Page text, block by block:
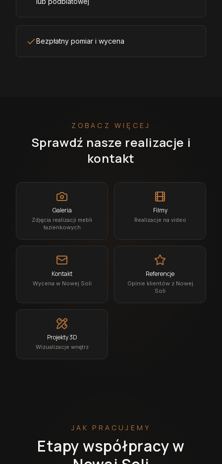
Bezpłatny pomiar i wycena
ZOBACZ WIĘCEJ
Sprawdź nasze realizacje i
kontakt
Galeria
Zdjęcia realizacji mebli
łazienkowych
Filmy
Realizacje na video
Kontakt
Wycena w Nowej Soli
Referencje
Opinie klientów z Nowej
Soli
Projekty 3D
Wizualizacje wnętrz
JAK PRACUJEMY
Etapy współpracy w